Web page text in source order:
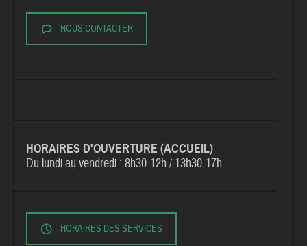
NOUS CONTACTER
HORAIRES D'OUVERTURE (ACCUEIL)
Du lundi au vendredi :8h30-12h / 13h30-17h
HORAIRES DES SERVICES